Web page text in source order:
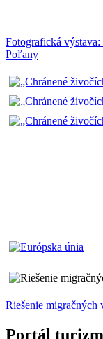
Fotografická
Poľany
Riešenie
Portál